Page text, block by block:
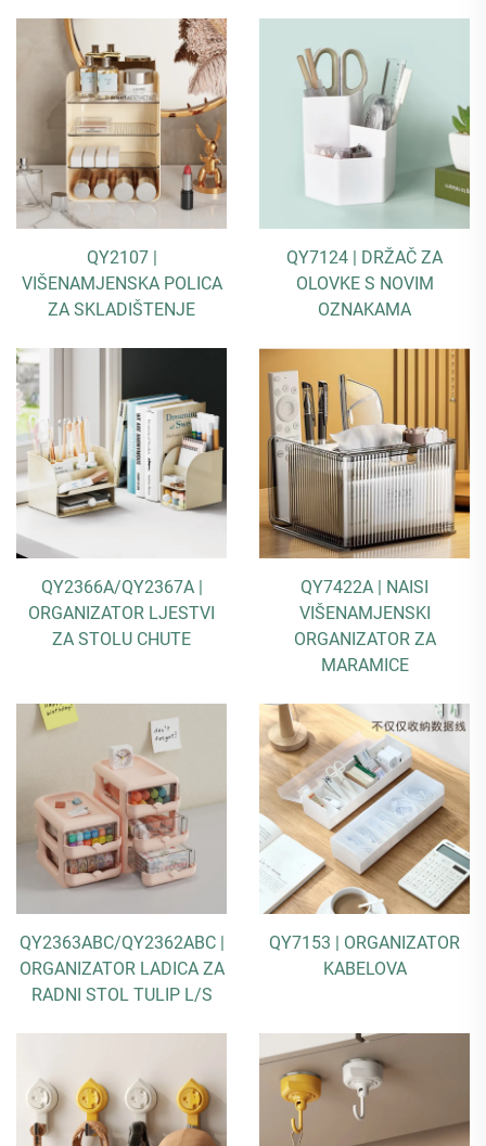
QY2107 |
VIŠENAMJENSKA POLICA
ZA SKLADIŠTENJE
QY7124 | DRŽAČ ZA
OLOVKE S NOVIM
OZNAKAMA
QY2366A/QY2367A |
ORGANIZATOR LJESTVI
ZA STOLU CHUTE
QY7422A | NAISI
VIŠENAMJENSKI
ORGANIZATOR ZA
MARAMICE
QY2363ABC/QY2362ABC |
ORGANIZATOR LADICA ZA
RADNI STOL TULIP L/S
QY7153 | ORGANIZATOR
KABELOVA